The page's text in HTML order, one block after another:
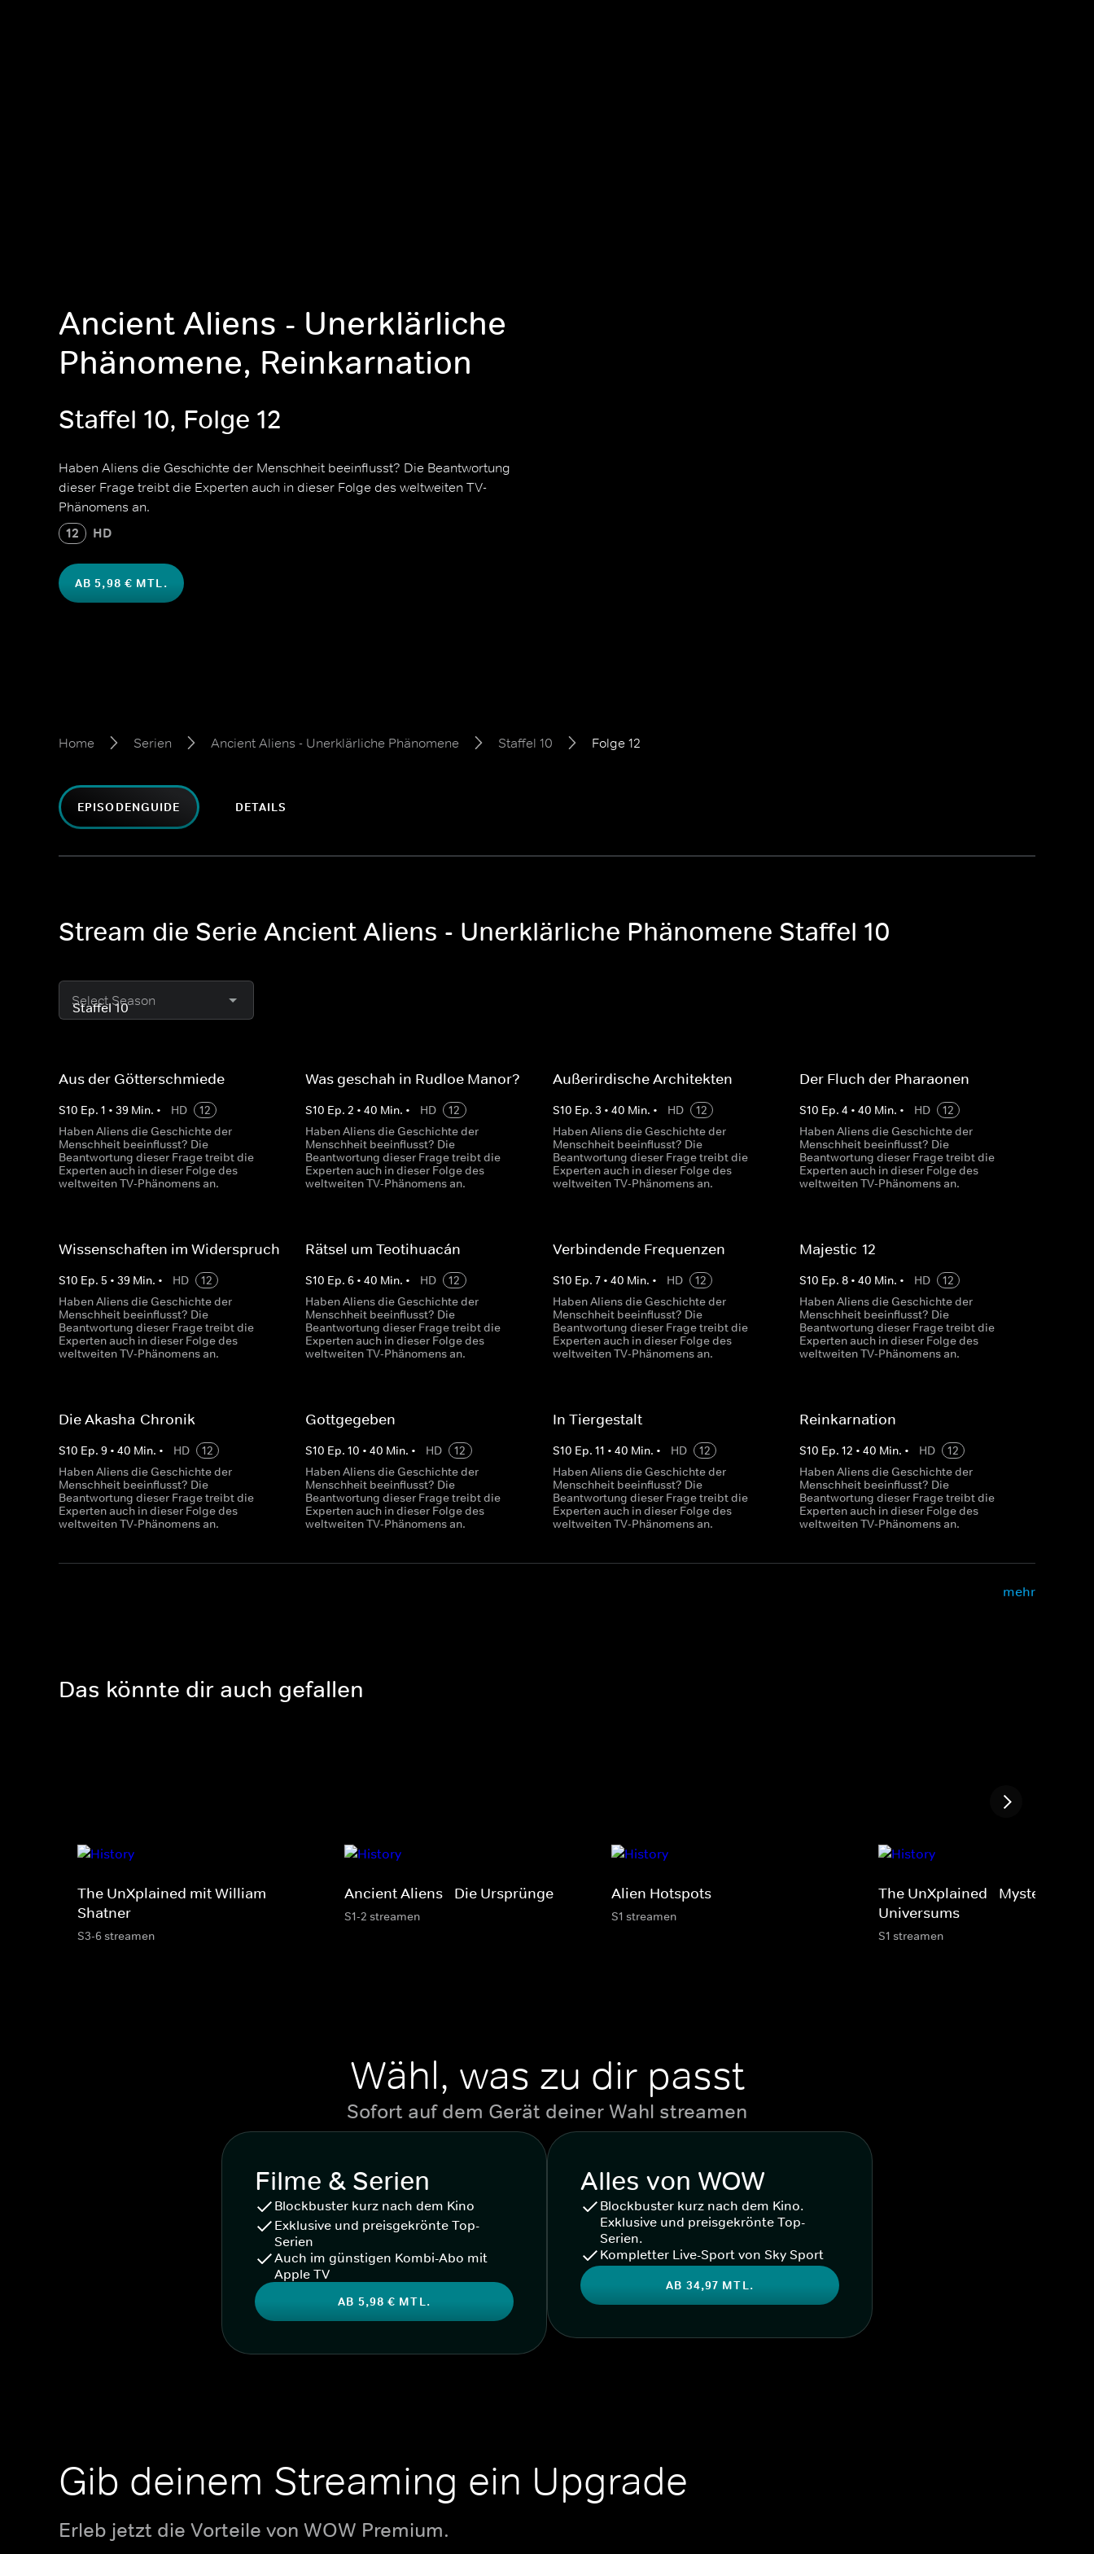
Ancient Aliens - Unerklärliche
Phänomene, Reinkarnation
Staffel 10, Folge 12
Haben Aliens die Geschichte der Menschheit beeinflusst? Die Beantwortung
dieser Frage treibt die Experten auch in dieser Folge des weltweiten TV-
Phänomens an.
12 HD
AB 5,98 € MTL.
Home Serien Ancient Aliens - Unerklärliche Phänomene Staffel 10 Folge 12
EPISODENGUIDE DETAILS
Stream die Serie Ancient Aliens - Unerklärliche Phänomene Staffel 10
Select Season
Aus der Götterschmiede
S10 Ep. 1 • 39 Min. • HD
12
Haben Aliens die Geschichte der
Menschheit beeinflusst? Die
Beantwortung dieser Frage treibt die
Experten auch in dieser Folge des
weltweiten TV-Phänomens an.
Was geschah in Rudloe Manor?
S10 Ep.2 •40 Min. • HD
12
Haben Aliens die Geschichte der
Menschheit beeinflusst? Die
Beantwortung dieser Frage treibt die
Experten auch in dieser Folge des
weltweiten TV-Phänomens an.
Außerirdische Architekten
S10 Ep. 3 • 40 Min. • HD
12
Haben Aliens die Geschichte der
Menschheit beeinflusst? Die
Beantwortung dieser Frage treibt die
Experten auch in dieser Folge des
weltweiten TV-Phänomens an.
Der Fluch der Pharaonen
S10 Ep. 4 • 40 Min. • HD
12
Haben Aliens die Geschichte der
Menschheit beeinflusst? Die
Beantwortung dieser Frage treibt die
Experten auch in dieser Folge des
weltweiten TV-Phänomens an.
Wissenschaften im Widerspruch
S10 Ep. 5 • 39 Min. • HD
12
Haben Aliens die Geschichte der
Menschheit beeinflusst? Die
Beantwortung dieser Frage treibt die
Experten auch in dieser Folge des
weltweiten TV-Phänomens an.
Rätsel um Teotihuacán
S10 Ep.6 •40 Min. • HD
12
Haben Aliens die Geschichte der
Menschheit beeinflusst? Die
Beantwortung dieser Frage treibt die
Experten auch in dieser Folge des
weltweiten TV-Phänomens an.
Verbindende Frequenzen
S10 Ep. 7• 40 Min. • HD
12
Haben Aliens die Geschichte der
Menschheit beeinflusst? Die
Beantwortung dieser Frage treibt die
Experten auch in dieser Folge des
weltweiten TV-Phänomens an.
Majestic-12
S10 Ep. 8• 40 Min. • HD
12
Haben Aliens die Geschichte der
Menschheit beeinflusst? Die
Beantwortung dieser Frage treibt die
Experten auch in dieser Folge des
weltweiten TV-Phänomens an.
Die Akasha-Chronik
S10 Ep. 9 • 40 Min. • HD
12
Haben Aliens die Geschichte der
Menschheit beeinflusst? Die
Beantwortung dieser Frage treibt die
Experten auch in dieser Folge des
weltweiten TV-Phänomens an.
Gottgegeben
S10 Ep.10 •40 Min. • HD
12
Haben Aliens die Geschichte der
Menschheit beeinflusst? Die
Beantwortung dieser Frage treibt die
Experten auch in dieser Folge des
weltweiten TV-Phänomens an.
In Tiergestalt
S10 Ep. 11 • 40 Min. • HD
12
Haben Aliens die Geschichte der
Menschheit beeinflusst? Die
Beantwortung dieser Frage treibt die
Experten auch in dieser Folge des
weltweiten TV-Phänomens an.
Reinkarnation
S10 Ep. 12 • 40 Min. • HD
12
Haben Aliens die Geschichte der
Menschheit beeinflusst? Die
Beantwortung dieser Frage treibt die
Experten auch in dieser Folge des
weltweiten TV-Phänomens an.
mehr
Das könnte dir auch gefallen
The UnXplained mit William
Shatner
S3-6 streamen
Ancient Aliens - Die Ursprünge
S1-2 streamen
Alien Hotspots
S1 streamen
The UnXplained - Mysterien des
Universums
S1 streamen
Wähl, was zu dir passt
Sofort auf dem Gerät deiner Wahl streamen
Filme & Serien
Blockbuster kurz nach dem Kino
Exklusive und preisgekrönte Top-
Serien
Auch im günstigen Kombi-Abo mit
Apple TV
AB 5,98 € MTL.
Alles von WOW
Blockbuster kurz nach dem Kino.
Exklusive und preisgekrönte Top-
Serien.
Kompletter Live-Sport von Sky Sport
AB 34,97 MTL.
Gib deinem Streaming ein Upgrade
Erleb jetzt die Vorteile von WOW Premium.